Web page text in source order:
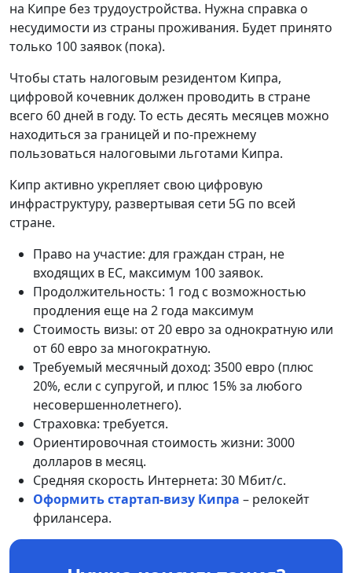
на Кипре без трудоустройства. Нужна справка о
несудимости из страны проживания. Будет принято
только 100 заявок (пока).
Чтобы стать налоговым резидентом Кипра,
цифровой кочевник должен проводить в стране
всего 60 дней в году. То есть десять месяцев можно
находиться за границей и по-прежнему
пользоваться налоговыми льготами Кипра.
Кипр активно укрепляет свою цифровую
инфраструктуру, развертывая сети 5G по всей
стране.
Право на участие: для граждан стран, не
входящих в ЕС, максимум 100 заявок.
Продолжительность: 1 год с возможностью
продления еще на 2 года максимум
Стоимость визы: от 20 евро за однократную или
от 60 евро за многократную.
Требуемый месячный доход: 3500 евро (плюс
20%, если с супругой, и плюс 15% за любого
несовершеннолетнего).
Страховка: требуется.
Ориентировочная стоимость жизни: 3000
долларов в месяц.
Средняя скорость Интернета: 30 Мбит/с.
Оформить стартап-визу Кипра – релокейт
фрилансера.